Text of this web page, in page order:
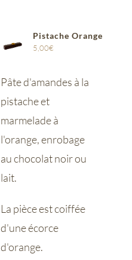
Pistache Orange
5,00€
Pâte d'amandes à la
pistache et
marmelade à
l'orange, enrobage
au chocolat noir ou
lait.
La pièce est coiffée
d'une écorce
d'orange.